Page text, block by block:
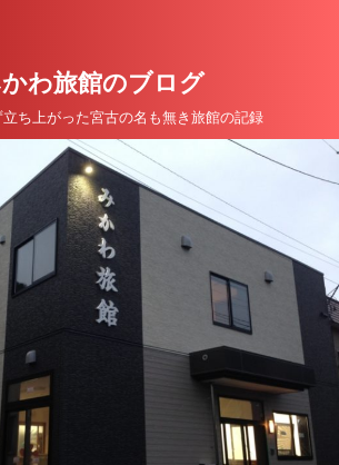
わ旅館のブログ
ち上がった宮古の名も無き旅館の記録